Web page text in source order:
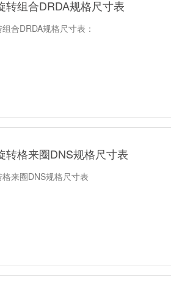
转组合DRDA规格尺寸表
合DRDA规格尺寸表：
转格来圈DNS规格尺寸表
来圈DNS规格尺寸表